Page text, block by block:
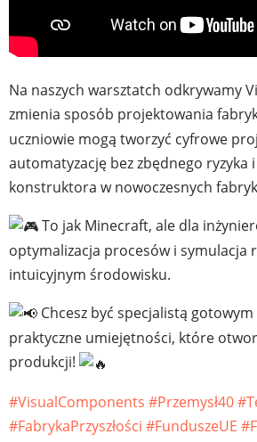
Na naszych warsztatch odkrywamy
zmienia sposób projektowania fabryk
uczniowie mogą tworzyć cyfrowe
automatyzację bez zbędnego
konstruktora w nowoczesnych
To jak Minecraft, ale dla
optymalizacja procesów i symulacja
intuicyjnym środowisku.
Chcesz być specjalistą gotowym
praktyczne umiejętności, które
produkcji!
#VisualComponents #Przemysł40
#FabrykaPrzyszłości #FunduszeUE